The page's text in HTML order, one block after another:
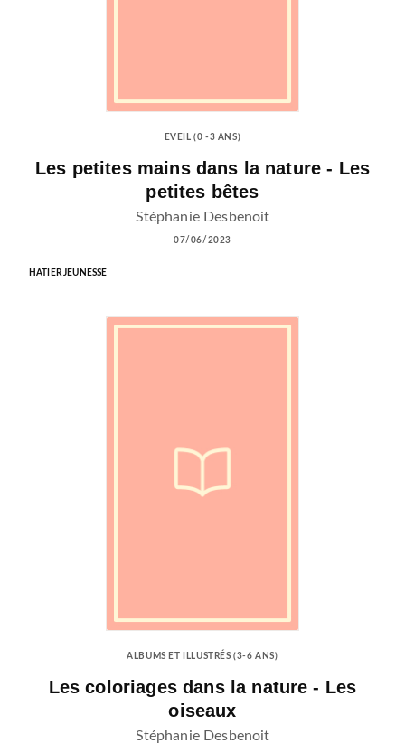
EVEIL (0 -3 ANS)
Les petites mains dans la nature - Les
petites bêtes
Stéphanie Desbenoit
07/06/2023
HATIER JEUNESSE
ALBUMS ET ILLUSTRÉS (3-6 ANS)
Les coloriages dans la nature - Les
oiseaux
Stéphanie Desbenoit